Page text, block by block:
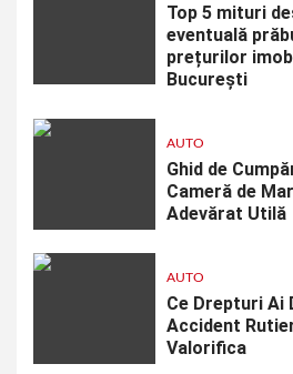
Top 5 mituri
eventuală
prețurilor
București
AUTO
Ghid de
Cameră de
Adevărat Utilă
AUTO
Ce Drepturi Ai
Accident
Valorifica